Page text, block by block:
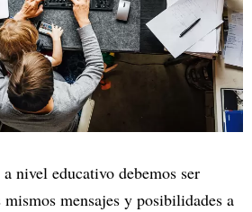
nivel educativo debemos ser
mensajes y posibilidades a